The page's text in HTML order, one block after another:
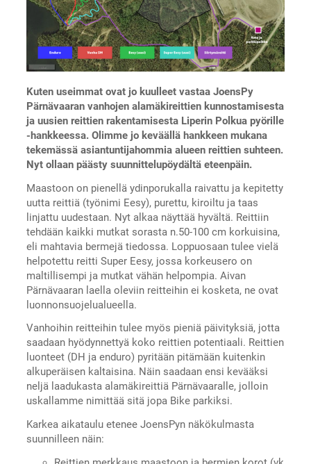
Kuten useimmat ovat jo kuulleet vastaa JoensPy
Pärnävaaran vanhojen alamäkireittien kunnostamisesta
ja uusien reittien rakentamisesta Liperin Polkua pyörille
-hankkeessa. Olimme jo keväällä hankkeen mukana
tekemässä asiantuntijahommia alueen reittien suhteen.
Nyt ollaan päästy suunnittelupöydältä eteenpäin.
Maastoon on pienellä ydinporukalla raivattu ja kepitetty
uutta reittiä (työnimi Eesy), purettu, kiroiltu ja taas
linjattu uudestaan. Nyt alkaa näyttää hyvältä. Reittiin
tehdään kaikki mutkat sorasta n.50-100 cm korkuisina,
eli mahtavia bermejä tiedossa. Loppuosaan tulee vielä
helpotettu reitti Super Eesy, jossa korkeusero on
maltillisempi ja mutkat vähän helpompia. Aivan
Pärnävaaran laella oleviin reitteihin ei kosketa, ne ovat
luonnonsuojelualueella.
Vanhoihin reitteihin tulee myös pieniä päivityksiä, jotta
saadaan hyödynnettyä koko reittien potentiaali. Reittien
luonteet (DH ja enduro) pyritään pitämään kuitenkin
alkuperäisen kaltaisina. Näin saadaan ensi kevääksi
neljä laadukasta alamäkireittiä Pärnävaaralle, jolloin
uskallamme nimittää sitä jopa Bike parkiksi.
Karkea aikataulu etenee JoensPyn näkökulmasta
suunnilleen näin: